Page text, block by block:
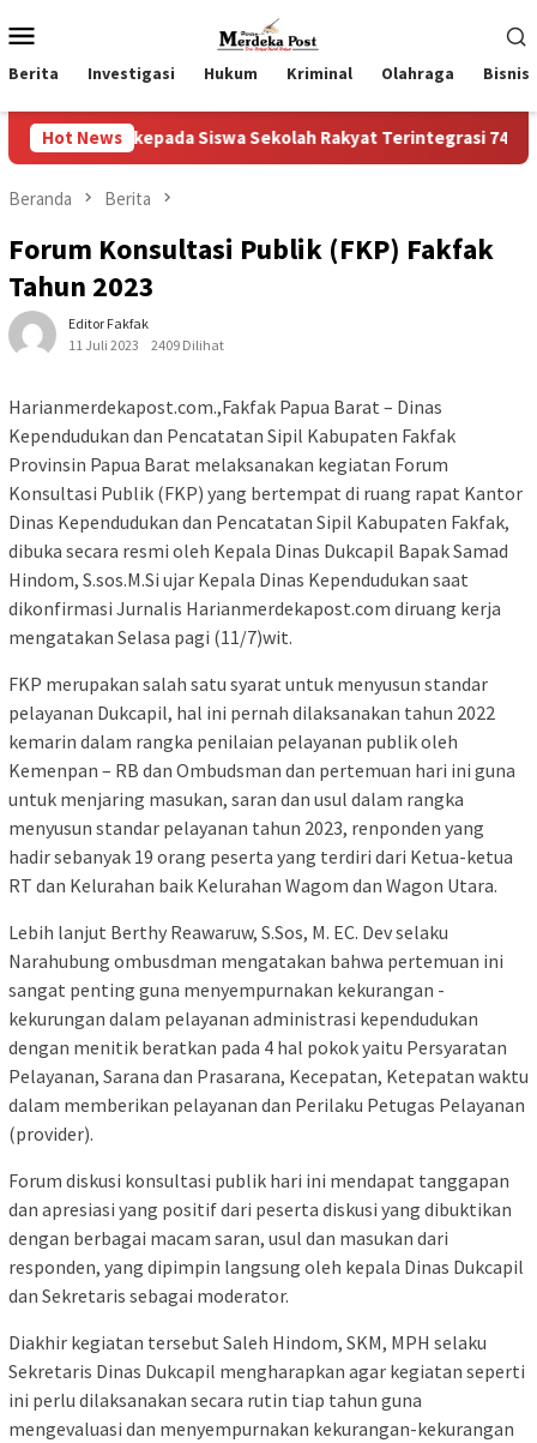
ke
kontenMobile
Berita Investigasi Hukum Kriminal Olahraga Bisnis
Hot News
Siswa Sekolah Rakyat Terintegrasi 74 Kota Tual
Beranda Berita
Forum Konsultasi Publik (FKP) Fakfak
Tahun 2023
Editor Fakfak
11 Juli 2023
2409 Dilihat
Harianmerdekapost.com.,Fakfak Papua Barat – Dinas
Kependudukan dan Pencatatan Sipil Kabupaten Fakfak
Provinsin Papua Barat melaksanakan kegiatan Forum
Konsultasi Publik (FKP) yang bertempat di ruang rapat Kantor
Dinas Kependudukan dan Pencatatan Sipil Kabupaten Fakfak,
dibuka secara resmi oleh Kepala Dinas Dukcapil Bapak Samad
Hindom, S.sos.M.Si ujar Kepala Dinas Kependudukan saat
dikonfirmasi Jurnalis Harianmerdekapost.com diruang kerja
mengatakan Selasa pagi (11/7)wit.
FKP merupakan salah satu syarat untuk menyusun standar
pelayanan Dukcapil, hal ini pernah dilaksanakan tahun 2022
kemarin dalam rangka penilaian pelayanan publik oleh
Kemenpan – RB dan Ombudsman dan pertemuan hari ini guna
untuk menjaring masukan, saran dan usul dalam rangka
menyusun standar pelayanan tahun 2023, renponden yang
hadir sebanyak 19 orang peserta yang terdiri dari Ketua-ketua
RT dan Kelurahan baik Kelurahan Wagom dan Wagon Utara.
Lebih lanjut Berthy Reawaruw, S.Sos, M. EC. Dev selaku
Narahubung ombusdman mengatakan bahwa pertemuan ini
sangat penting guna menyempurnakan kekurangan -
kekurungan dalam pelayanan administrasi kependudukan
dengan menitik beratkan pada 4 hal pokok yaitu Persyaratan
Pelayanan, Sarana dan Prasarana, Kecepatan, Ketepatan waktu
dalam memberikan pelayanan dan Perilaku Petugas Pelayanan
(provider).
Forum diskusi konsultasi publik hari ini mendapat tanggapan
dan apresiasi yang positif dari peserta diskusi yang dibuktikan
dengan berbagai macam saran, usul dan masukan dari
responden, yang dipimpin langsung oleh kepala Dinas Dukcapil
dan Sekretaris sebagai moderator.
Diakhir kegiatan tersebut Saleh Hindom, SKM, MPH selaku
Sekretaris Dinas Dukcapil mengharapkan agar kegiatan seperti
ini perlu dilaksanakan secara rutin tiap tahun guna
mengevaluasi dan menyempurnakan kekurangan-kekurangan